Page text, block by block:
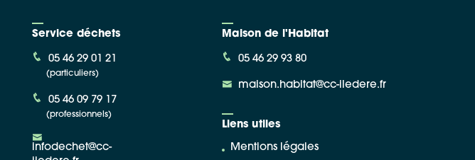
Service déchets
05 46 29 01 21
(particuliers)
05 46 09 79 17
(professionnels)
infodechet@cc-
Maison de l'Habitat
05 46 29 93 80
maison.habitat@cc-iledere.fr
Liens utiles
Mentions légales